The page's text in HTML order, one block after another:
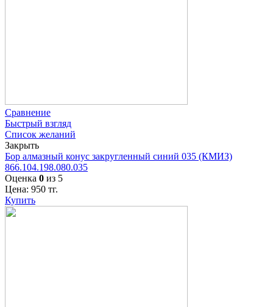
Сравнение
Быстрый взгляд
Список желаний
Закрыть
Бор алмазный конус закругленный синий 035 (КМИЗ)
866.104.198.080.035
Оценка 0 из 5
Цена: 950 тг.
Купить